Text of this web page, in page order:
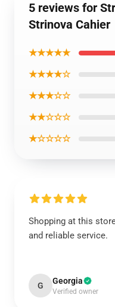
5 reviews for
Strinova Cahier
★★★★★
★★★★☆
★★★☆☆
★★☆☆☆
★☆☆☆☆
Shopping at this
and reliable service.
G Georgia
Verified owner